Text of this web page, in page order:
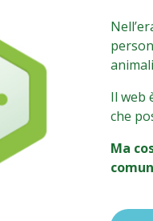
Il web
che
Ma